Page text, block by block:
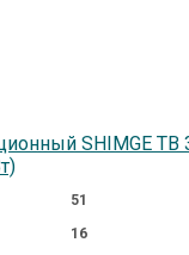
SHIMGE
51
16